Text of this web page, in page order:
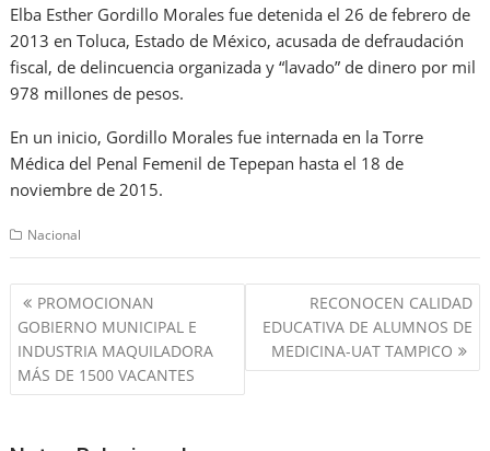
Elba Esther Gordillo Morales fue detenida el 26 de febrero de
2013 en Toluca, Estado de México, acusada de defraudación
fiscal, de delincuencia organizada y “lavado” de dinero por mil
978 millones de pesos.
En un inicio, Gordillo Morales fue internada en la Torre
Médica del Penal Femenil de Tepepan hasta el 18 de
noviembre de 2015.
Nacional
Navegación
de
entradas
PROMOCIONAN
GOBIERNO MUNICIPAL E
INDUSTRIA MAQUILADORA
MÁS DE 1500 VACANTES
RECONOCEN CALIDAD
EDUCATIVA DE ALUMNOS DE
MEDICINA-UAT TAMPICO